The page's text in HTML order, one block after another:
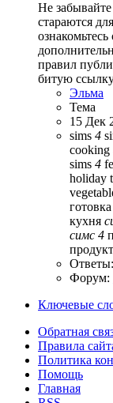
Не
стараются
правил
битую
Эльма
Тема
15 Дек
sims 4
cooking
sims 4
holiday
готовка
кухня
симс 4
Форум:
Ключевые
Обратная
Правила
Политика
Помощь
Главная